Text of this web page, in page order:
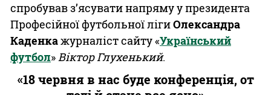
спробував з’ясувати напряму у президента
Професійної футбольної лігиОлександра
Каденкажурналіст сайту «Український
футбол»Віктор Глухенький.
«18 червня в нас буде конференція, от